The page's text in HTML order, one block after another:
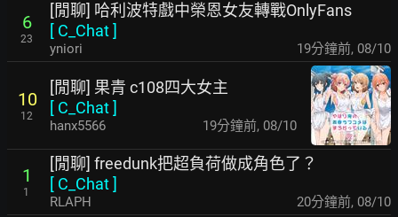
6
23
[閒聊] 哈利波特戲中榮恩女友轉戰OnlyFans
[ C_Chat]
yniori 19分鐘前, 08/10
10
12
[閒聊] 果青 c108四大女主
[ C_Chat]
hanx5566 19分鐘前, 08/10
1
1
[閒聊] freedunk把超負荷做成角色了？
[ C_Chat]
RLAPH 20分鐘前, 08/10